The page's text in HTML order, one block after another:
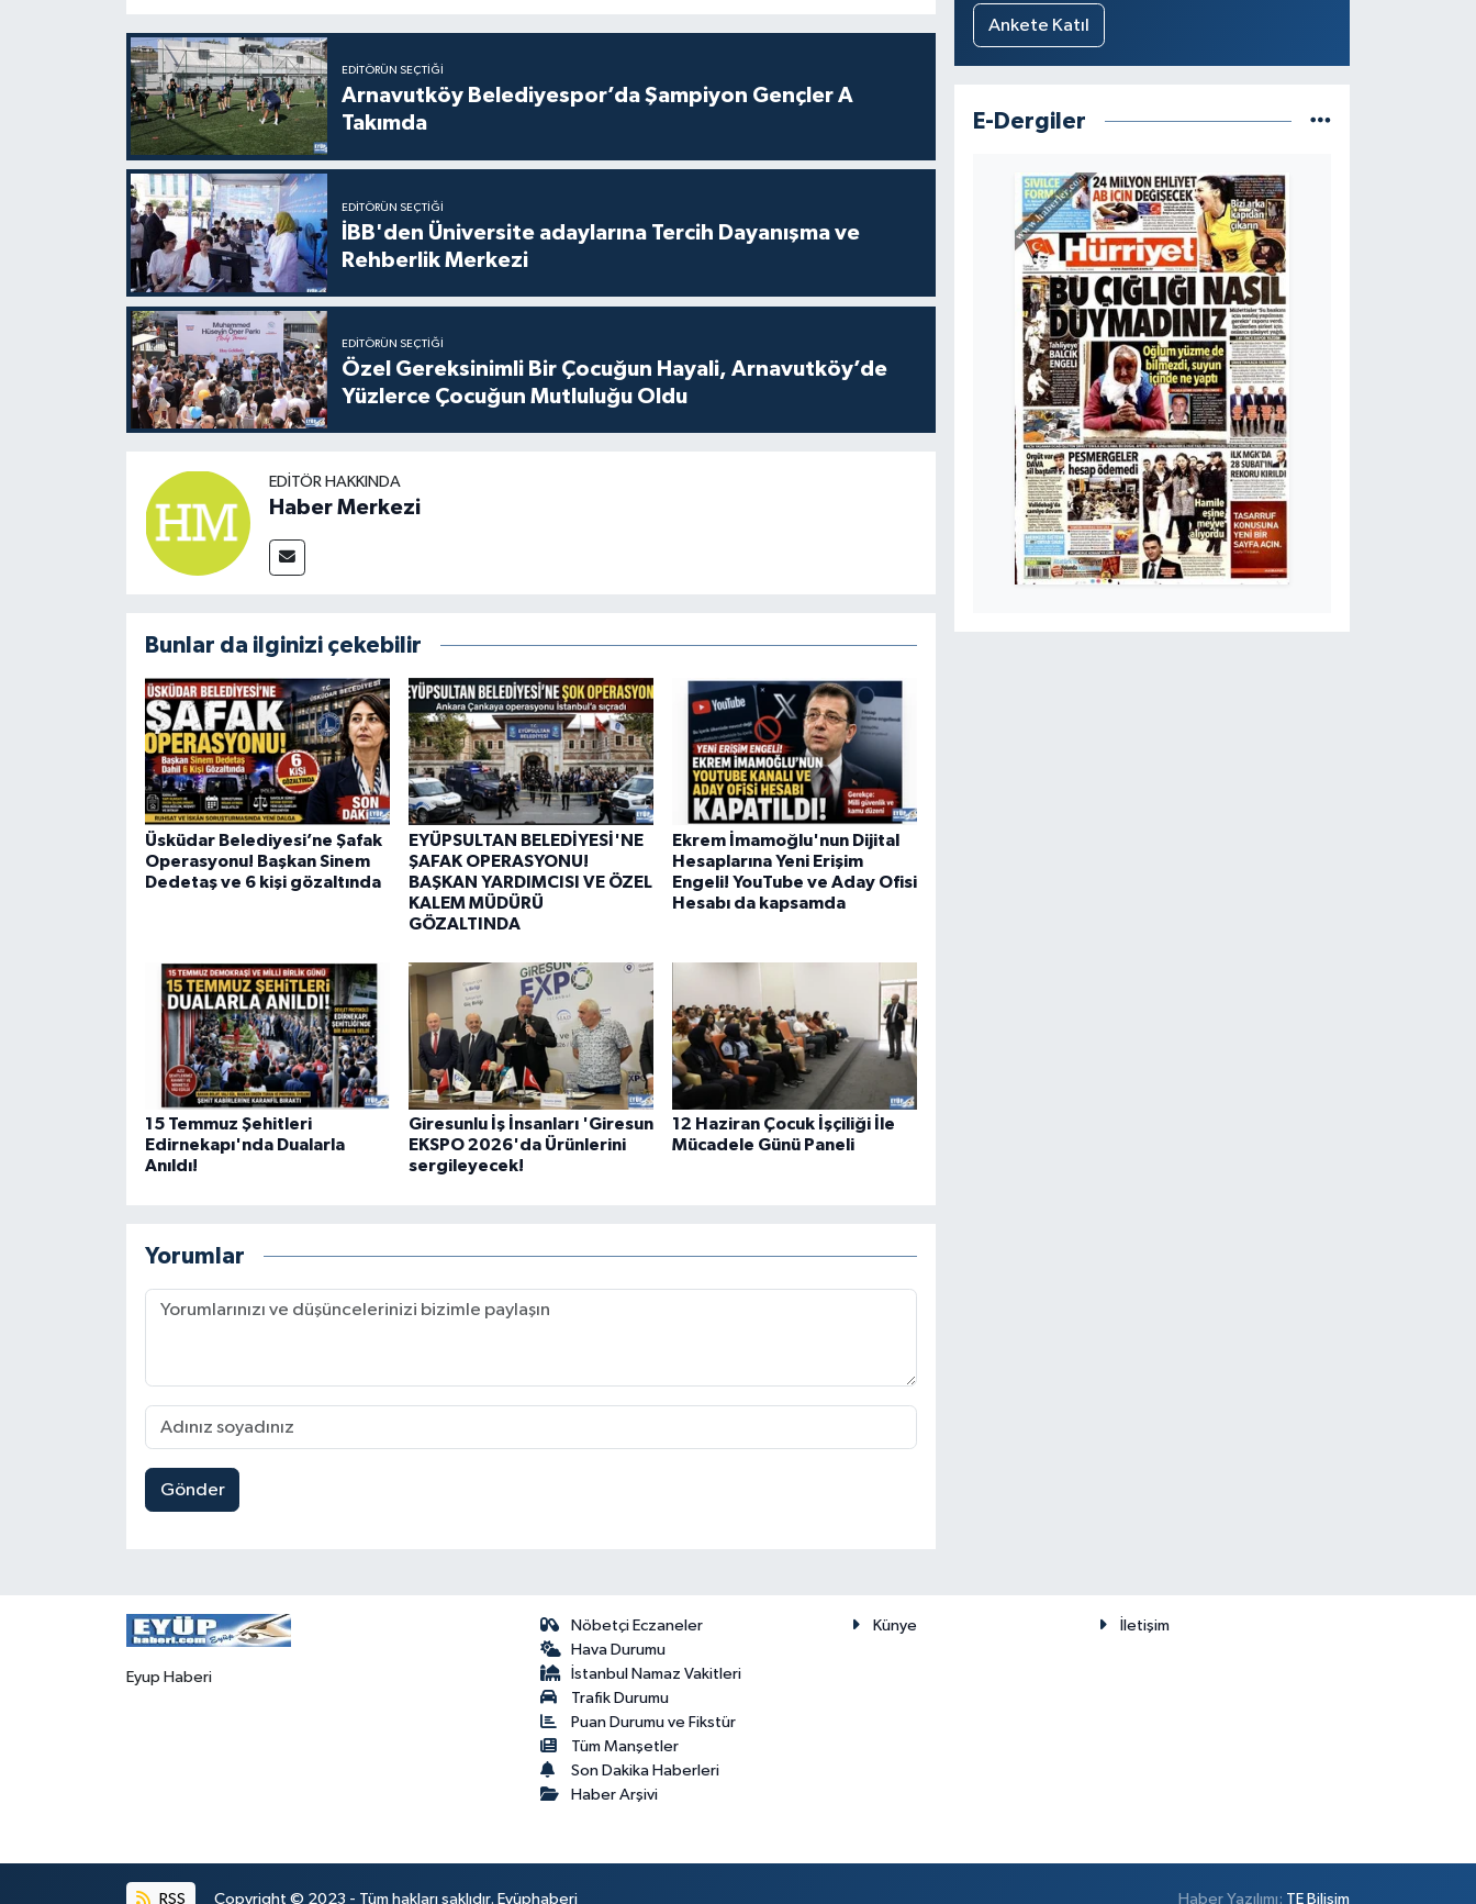
EDITÖRÜN SEÇTIĞI
Arnavutköy Belediyespor’da Şampiyon Gençler A
Takımda
EDITÖRÜN SEÇTIĞI
İBB'den Üniversite adaylarına Tercih Dayanışma ve
Rehberlik Merkezi
EDITÖRÜN SEÇTIĞI
Özel Gereksinimli Bir Çocuğun Hayali, Arnavutköy’de
Yüzlerce Çocuğun Mutluluğu Oldu
EDITÖR HAKKINDA
Haber Merkezi
Bunlar da ilginizi çekebilir
Üsküdar Belediyesi’ne Şafak
Operasyonu! Başkan Sinem
Dedetaş ve 6 kişi gözaltında
EYÜPSULTAN BELEDİYESİ'NE
ŞAFAK OPERASYONU!
BAŞKAN YARDIMCISI VE ÖZEL
KALEM MÜDÜRÜ
GÖZALTINDA
Ekrem İmamoğlu'nun Dijital
Hesaplarına Yeni Erişim
Engeli! YouTube ve Aday Ofisi
Hesabı da kapsamda
15 Temmuz Şehitleri
Edirnekapı'nda Dualarla
Anıldı!
Giresunlu İş İnsanları 'Giresun
EKSPO 2026'da Ürünlerini
sergileyecek!
12 Haziran Çocuk İşçiliği İle
Mücadele Günü Paneli
Yorumlar
Gönder
Ankete Katıl
E-Dergiler
Eyup Haberi
Nöbetçi Eczaneler
Hava Durumu
İstanbul Namaz Vakitleri
Trafik Durumu
Puan Durumu ve Fikstür
Tüm Manşetler
Son Dakika Haberleri
Haber Arşivi
Künye İletişim
RSS Copyright © 2023 - Tüm hakları saklıdır. Eyüphaberi Haber Yazılımı: TE Bilişim